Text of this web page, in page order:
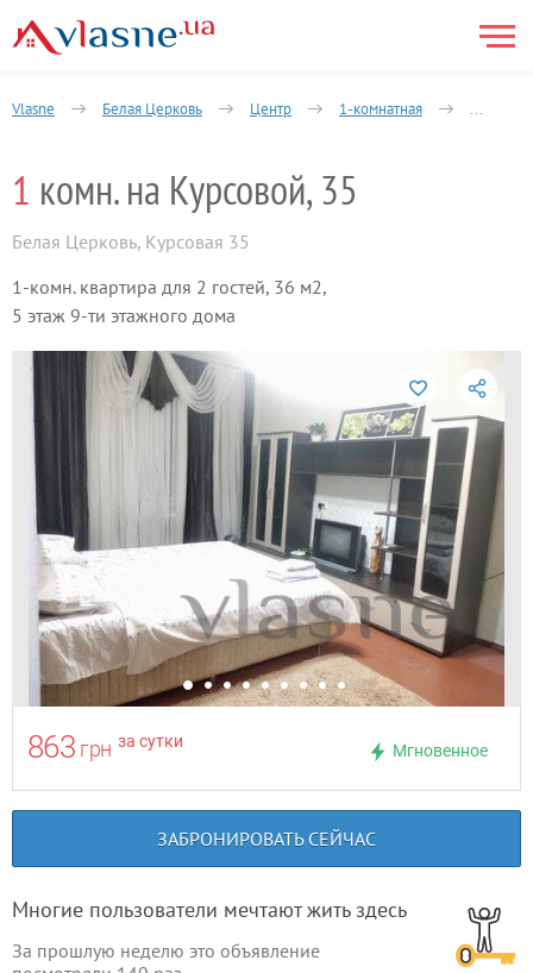
Vlasne Белая Церковь Центр 1-комнатная ‌1‌ ‌комн.‌
1 ‌ ‌комн.‌ ‌на‌ ‌Курсовой,‌‌ 35
Белая Церковь, ‌Курсовая 35‌ ‌
1-комн. квартира для 2 гостей, 36 м2,
5 этаж 9-ти этажного дома
Мгновенное
863 грн за сутки
ЗАБРОНИРОВАТЬ СЕЙЧАС
Многие пользователи мечтают жить здесь
За прошлую неделю это объявление